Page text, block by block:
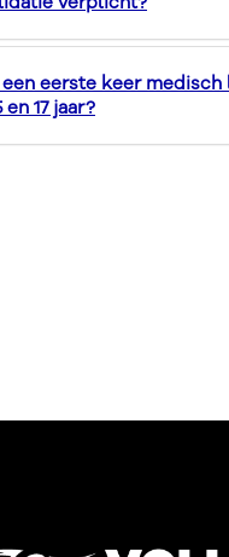
eerste keer
17 jaar?